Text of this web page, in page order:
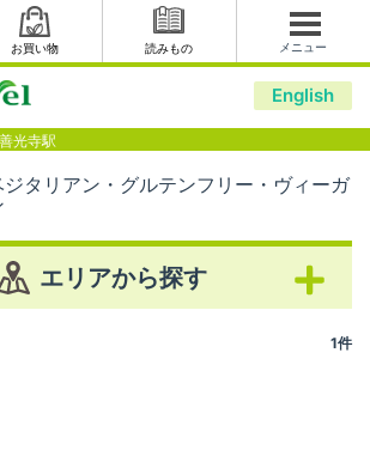
お買い物 読みもの メニュー
English
光寺駅
タリアン・グルテンフリー・ヴィーガ
エリアから探す
1件